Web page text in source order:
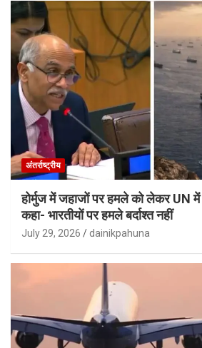
अंतर्राष्ट्रीय
होर्मुज में जहाजों पर हमले को लेकर UN में
कहा- भारतीयों पर हमले बर्दाश्त नहीं
July 29, 2026 dainikpahuna